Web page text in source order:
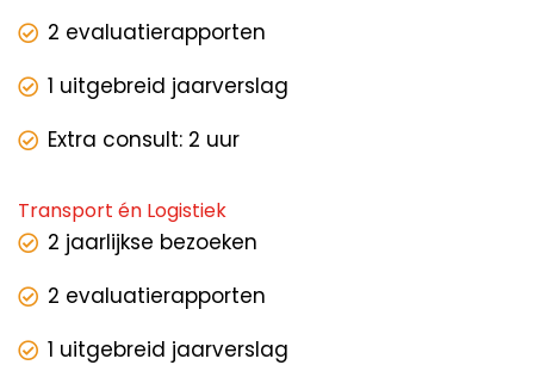
2 evaluatierapporten
1 uitgebreid jaarverslag
Extra consult: 2 uur
Transport én Logistiek
2 jaarlijkse bezoeken
2 evaluatierapporten
1 uitgebreid jaarverslag